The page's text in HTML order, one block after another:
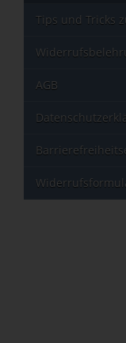
Tips und Tricks
AGB